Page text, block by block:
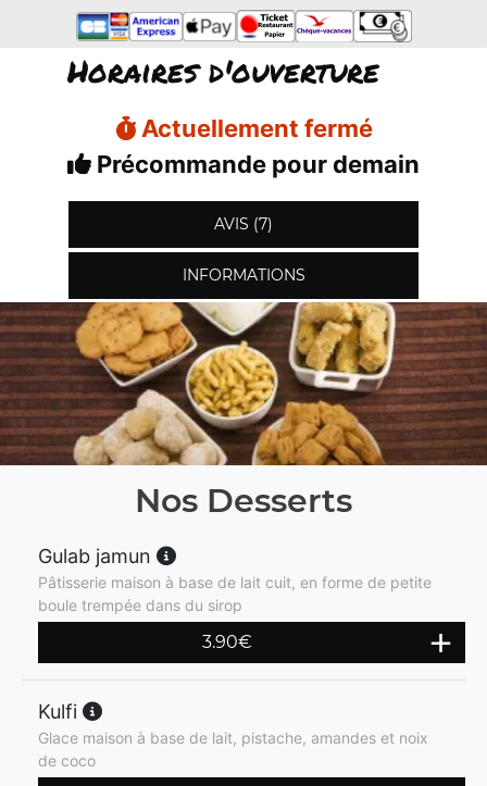
Horaires d'ouverture
Actuellement fermé
Précommande pour demain
AVIS (7)
INFORMATIONS
Nos Desserts
Gulab jamun
Pâtisserie maison à base de lait cuit, en forme de petite
boule trempée dans du sirop
3.90€
Kulfi
Glace maison à base de lait, pistache, amandes et noix
de coco